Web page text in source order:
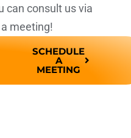
can consult us via
meeting!
SCHEDULE
A
MEETING